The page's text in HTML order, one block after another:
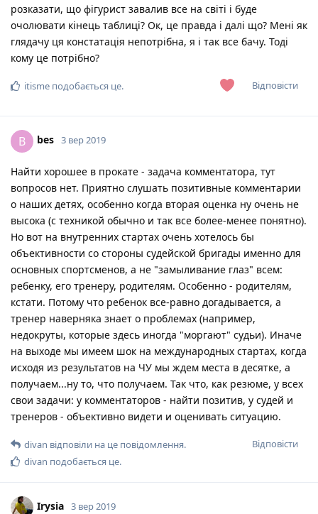
розказати, що фігурист завалив все на світі і буде
очолювати кінець таблиці? Ок, це правда і далі що? Мені як
глядачу ця констатація непотрібна, я і так все бачу. Тоді
кому це потрібно?
Відповісти
itisme подобається це.
B bes 3 вер 2019
Найти хорошее в прокате - задача комментатора, тут
вопросов нет. Приятно слушать позитивные комментарии
о наших детях, особенно когда вторая оценка ну очень не
высока (с техникой обычно и так все более-менее понятно).
Но вот на внутренних стартах очень хотелось бы
объективности со стороны судейской бригады именно для
основных спортсменов, а не "замыливание глаз" всем:
ребенку, его тренеру, родителям. Особенно - родителям,
кстати. Потому что ребенок все-равно догадывается, а
тренер наверняка знает о проблемах (например,
недокруты, которые здесь иногда "моргают" судьи). Иначе
на выходе мы имеем шок на международных стартах, когда
исходя из результатов на ЧУ мы ждем места в десятке, а
получаем...ну то, что получаем. Так что, как резюме, у всех
свои задачи: у комментаторов - найти позитив, у судей и
тренеров - объективно видети и оценивать ситуацию.
Відповісти
divan відповіли на це повідомлення.
divan подобається це.
Irysia 3 вер 2019